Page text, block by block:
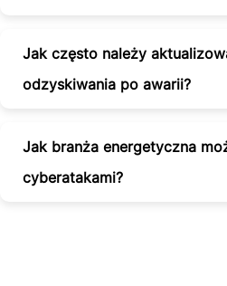
Jak często należy
odzyskiwania po awarii?
Jak branża energetyczna
cyberatakami?